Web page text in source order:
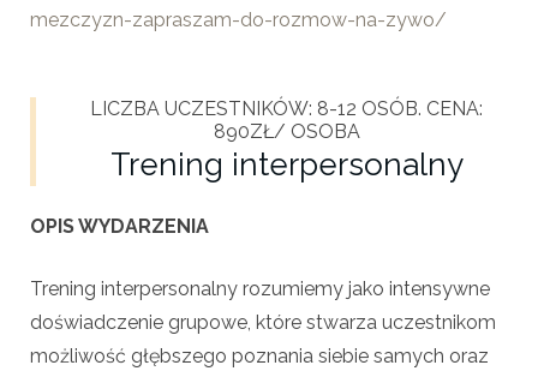
mezczyzn-zapraszam-do-rozmow-na-zywo/
LICZBA UCZESTNIKÓW: 8-12 OSÓB. CENA:
890ZŁ/ OSOBA
Trening interpersonalny
OPIS WYDARZENIA
Trening interpersonalny rozumiemy jako intensywne
doświadczenie grupowe, które stwarza uczestnikom
możliwość głębszego poznania siebie samych oraz